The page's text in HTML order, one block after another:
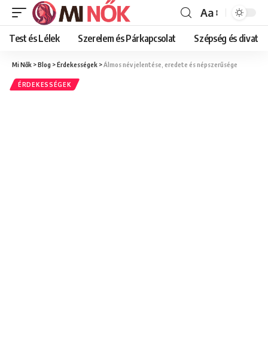
Font
Resizer
Aa
Test és Lélek Szerelem és Párkapcsolat Szépség és divat
Mi Nők >Blog >Érdekességek >Álmos név jelentése, eredete és népszerűsége
ÉRDEKESSÉGEK